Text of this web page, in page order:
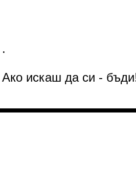
.
Ако искаш да си -